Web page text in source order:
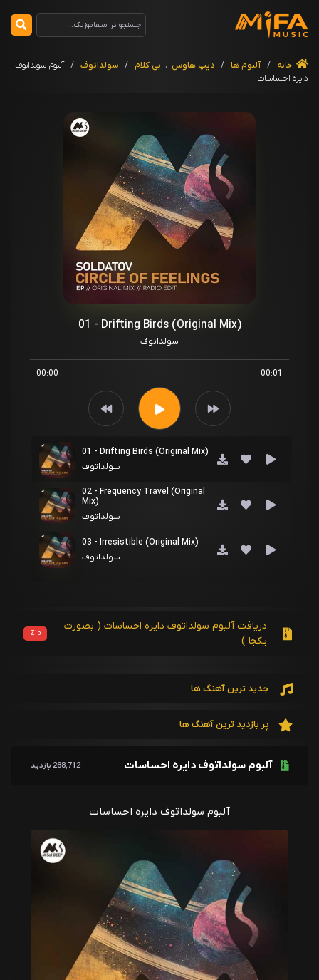
خانه / آلبوم ها / دیپ هاوس ، بی کلام / سولداتوف / آلبوم سولداتوف
دایره احساسات
آلبوم سولداتوف دایره احساسات 288,712 بازدید
آلبوم سولداتوف دایره احساسات
01 - Drifting Birds (Original Mix)
سولداتوف
00:00 00:01
01 - Drifting Birds (Original Mix)
سولداتوف
02 - Frequency Travel (Original
Mix)
سولداتوف
03 - Irresistible (Original Mix)
سولداتوف
دریافت آلبوم سولداتوف دایره احساسات ( بصورت
یکجا )
Zip
جدید ترین آهنگ ها
پر بازدید ترین آهنگ ها